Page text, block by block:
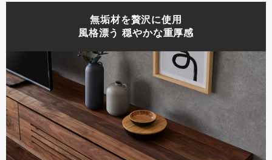
無垢材を贅沢に使用
風格漂う 穏やかな重厚感